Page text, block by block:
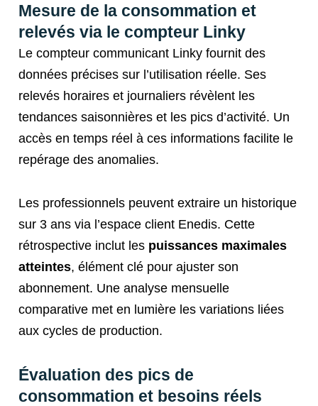
Mesure de la consommation et
relevés via le compteur Linky
Le compteur communicant Linky fournit des
données précises sur l’utilisation réelle. Ses
relevés horaires et journaliers révèlent les
tendances saisonnières et les pics d’activité. Un
accès en temps réel à ces informations facilite le
repérage des anomalies.
Les professionnels peuvent extraire un historique
sur 3 ans via l’espace client Enedis. Cette
rétrospective inclut les puissances maximales
atteintes, élément clé pour ajuster son
abonnement. Une analyse mensuelle
comparative met en lumière les variations liées
aux cycles de production.
Évaluation des pics de
consommation et besoins réels